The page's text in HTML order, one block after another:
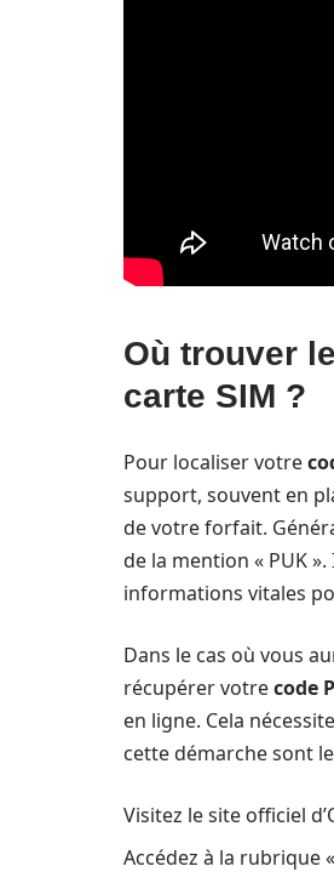
Où trouver
carte SIM ?
Pour localiser votre
support, souvent en
de votre forfait.
de la mention « PUK
informations vitales
Dans le cas où vous
récupérer votrecode
en ligne. Cela
cette démarche sont
Visitez le site officiel
Accédez à la rubrique